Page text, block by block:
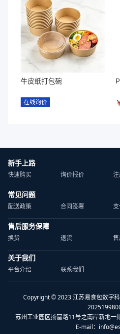
牛皮纸打包碗
在线询价
新手上路
快速购买 询价报价
常见问题
配送政策 合同签署
售后服务保障
换货 退货
关于我们
平台介绍 联系我们
Copyright © 2023 江苏易食包数字
苏州工业园区扬富路11号之南岸新地
E-mail：